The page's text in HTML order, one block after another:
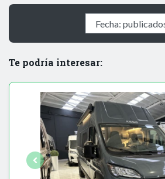
Te podría interesar: